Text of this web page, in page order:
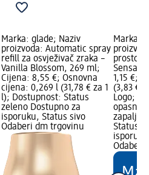
Marka: glade; Naziv
proizvoda: Automatic spray
refill za osvježivač zraka –
Vanilla Blossom, 269 ml;
Cijena: 8,55 €; Osnovna
cijena: 0,269 l (31,78 € za 1
l); Dostupnost: Status
zeleno Dostupno za
isporuku, Status sivo
Odaberi dm trgovinu
Marka:
1,15 €;
(3,83 €
Logo;
Status
Odaberi